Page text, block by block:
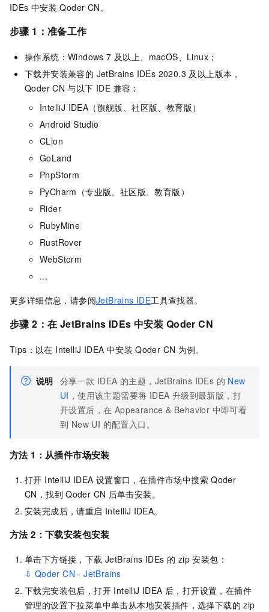
IDEs 中安装 Qoder CN。
步骤 1：准备工作
操作系统：Windows 7 及以上、macOS、Linux；
下载并安装兼容的 JetBrains IDEs 2020.3 及以上版本，
Qoder CN 与以下 IDE 兼容：
IntelliJ IDEA（旗舰版、社区版、教育版）
Android Studio
CLion
GoLand
PhpStorm
PyCharm（专业版、社区版、教育版）
Rider
RubyMine
RustRover
WebStorm
...
更多详细信息，请参阅JetBrains IDE工具查找器。
步骤 2：在 JetBrains IDEs 中安装 Qoder CN
Tips：以在 IntelliJ IDEA 中安装 Qoder CN 为例。
说明 分享一款 IDEA 的主题，JetBrains IDEs 的 New
UI ，使用该主题需要将 IDEA 升级到最新版，打
开设置后，在 Appearance & Behavior 中即可看
到 New UI 的配置入口。
方法 1：从插件市场安装
打开 IntelliJ IDEA 设置窗口，在插件市场中搜索 Qoder
CN，找到 Qoder CN 后单击安装。
安装完成后，请重启 IntelliJ IDEA。
方法 2：下载安装包安装
单击下方链接，下载 JetBrains IDEs 的 zip 安装包：
⇩ Qoder CN - JetBrains
下载完安装包后，打开 IntelliJ IDEA 后，打开设置，在插件
管理的设置下拉菜单中单击从本地安装插件，选择下载的 zip